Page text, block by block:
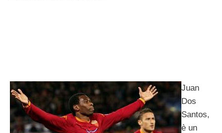
Juan
Dos
Santos,
è un